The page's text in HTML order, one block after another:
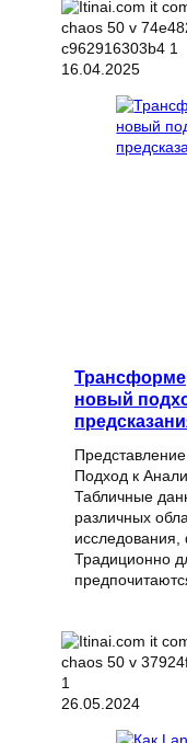
16.04.2025
новый
Подход к
Табличные
различных
Традиционно
26.05.2024